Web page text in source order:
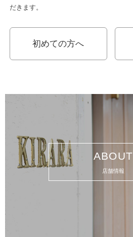
だきます。
初めての方へ
ABOUT
店舗情報